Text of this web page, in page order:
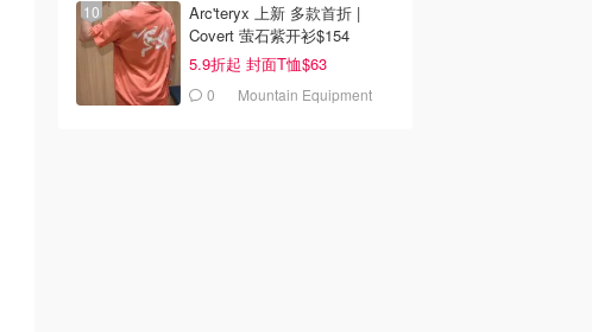
Arc'teryx 上新 多款首折 |
Covert 萤石紫开衫$154
5.9折起 封面T恤$63
0
Mountain Equipment